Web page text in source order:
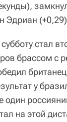
Эдриан
стал
брассом с
у
на этой